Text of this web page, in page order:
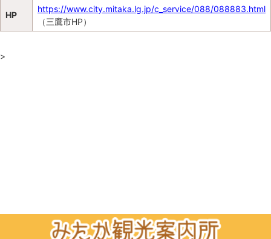
HP
https://www.city.mitaka.lg.jp/c_service/088/088883.html
（三鷹市HP）
>